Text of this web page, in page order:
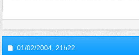
01/02/2004, 21h22